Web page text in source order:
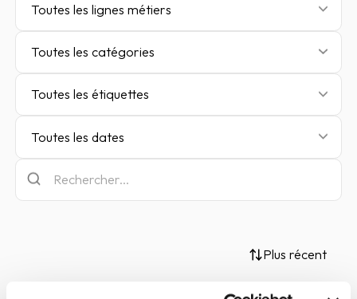
Toutes les lignes métiers
Toutes les catégories
Toutes les étiquettes
Toutes les dates
Plus récent